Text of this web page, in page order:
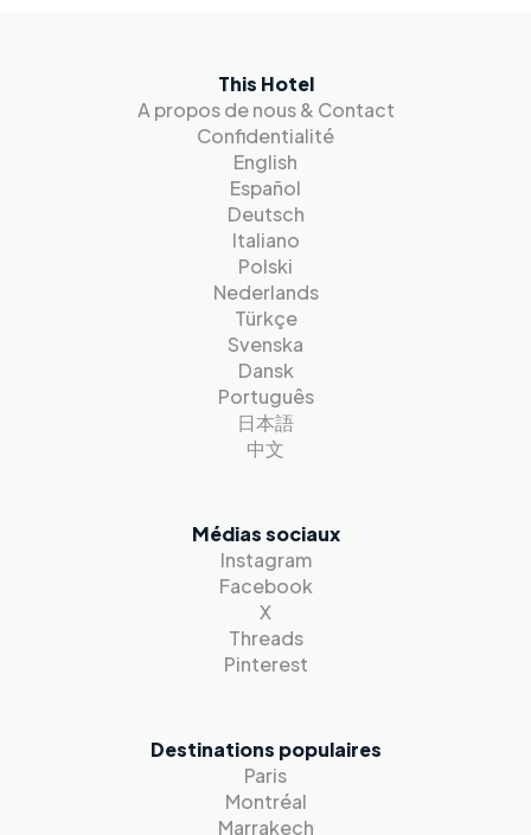
This Hotel
A propos de nous & Contact
Confidentialité
English
Español
Deutsch
Italiano
Polski
Nederlands
Türkçe
Svenska
Dansk
Português
日本語
中文
Médias sociaux
Instagram
Facebook
X
Threads
Pinterest
Destinations populaires
Paris
Montréal
Marrakech